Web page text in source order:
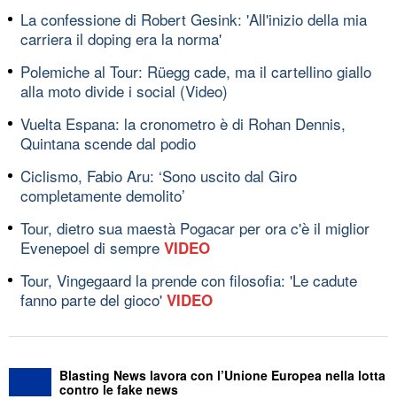
La confessione di Robert Gesink: 'All'inizio della mia
carriera il doping era la norma'
Polemiche al Tour: Rüegg cade, ma il cartellino giallo
alla moto divide i social (Video)
Vuelta Espana: la cronometro è di Rohan Dennis,
Quintana scende dal podio
Ciclismo, Fabio Aru: ‘Sono uscito dal Giro
completamente demolito’
Tour, dietro sua maestà Pogacar per ora c'è il miglior
Evenepoel di sempre VIDEO
Tour, Vingegaard la prende con filosofia: 'Le cadute
fanno parte del gioco' VIDEO
Blasting News lavora con l’Unione Europea nella lotta
contro le fake news